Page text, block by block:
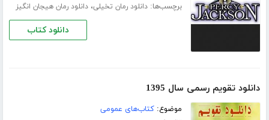
برچسب‌ها:دانلود رمان تخیلی،دانلود رمان هیجان انگیز
دانلود کتاب
دانلود تقویم رسمی سال 1395
موضوع:کتاب‌های عمومی